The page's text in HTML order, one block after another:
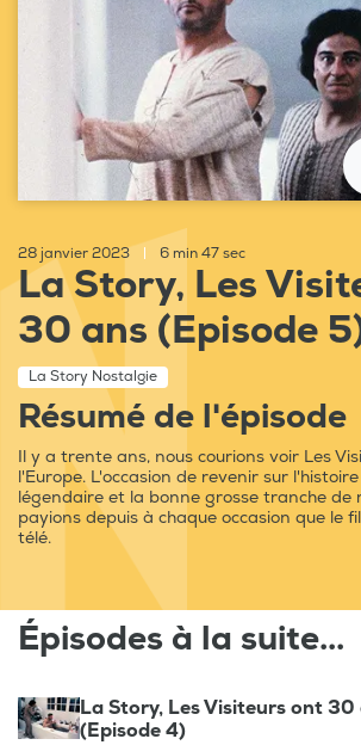
28 janvier 2023 6 min 47 sec
La Story, Les
30 ans (Episode
La Story Nostalgie
Résumé de l'épisode
Il y a trente ans, nous courions voir Les
l'Europe. L'occasion de revenir sur
légendaire et la bonne grosse tranche de
payions depuis à chaque occasion que le
télé.
Épisodes à la suite...
La Story, Les Visiteurs ont 30
(Episode 4)